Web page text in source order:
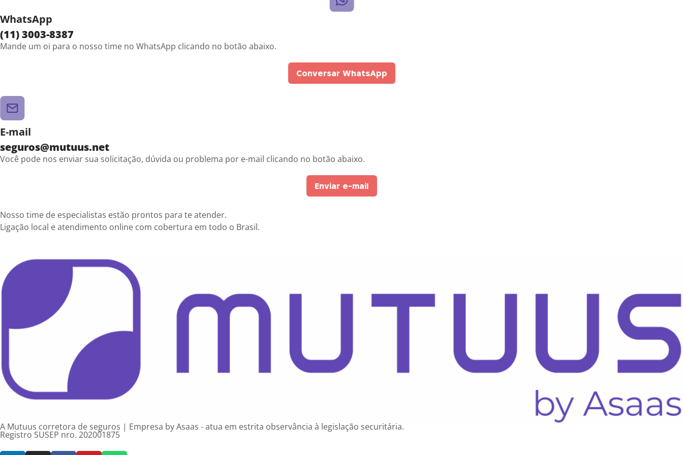
WhatsApp
(11) 3003-8387
Mande um oi para o nosso time no WhatsApp clicando no botão abaixo.
Conversar WhatsApp
E-mail
seguros@mutuus.net
Você pode nos enviar sua solicitação, dúvida ou problema por e-mail clicando no botão abaixo.
Enviar e-mail
Nosso time de especialistas estão prontos para te atender.
Ligação local e atendimento online com cobertura em todo o Brasil.
A Mutuus corretora de seguros | Empresa by Asaas - atua em estrita observância à legislação securitária.
Registro SUSEP nro. 202001875